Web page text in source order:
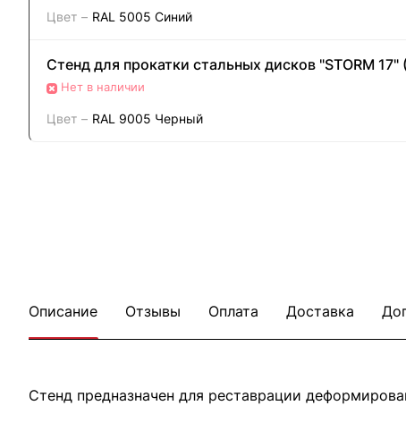
Цвет – RAL 5005 Синий
Стенд для прокатки стальных дисков "STORM
Нет в наличии
Цвет – RAL 9005 Черный
Описание Отзывы Оплата Доставка
Стенд предназначен для реставрации